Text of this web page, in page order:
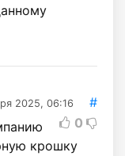
2025, 06:16
#
0
крошку